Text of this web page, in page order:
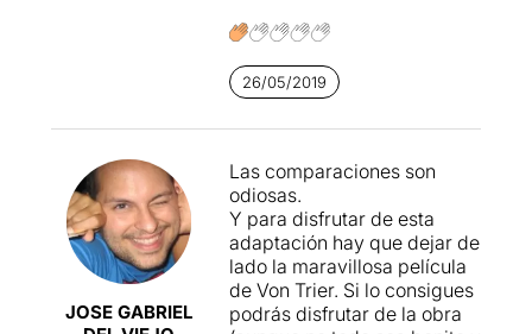
26/05/2019
JOSE GABRIEL
Las comparaciones son
odiosas.
Y para disfrutar de esta
adaptación hay que dejar de
lado la maravillosa película
de Von Trier. Si lo consigues
podrás disfrutar de la obra